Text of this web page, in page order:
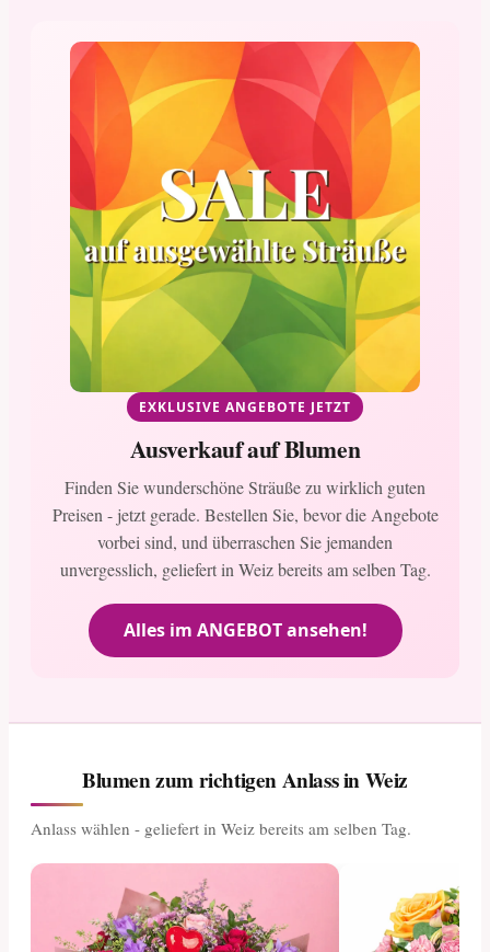
EXKLUSIVE ANGEBOTE JETZT
Ausverkauf auf Blumen
Finden Sie wunderschöne Sträuße zu wirklich guten
Preisen - jetzt gerade. Bestellen Sie, bevor die Angebote
vorbei sind, und überraschen Sie jemanden
unvergesslich, geliefert in Weiz bereits am selben Tag.
Alles im ANGEBOT ansehen!
Blumen zum richtigen Anlass in Weiz
Anlass wählen - geliefert in Weiz bereits am selben Tag.